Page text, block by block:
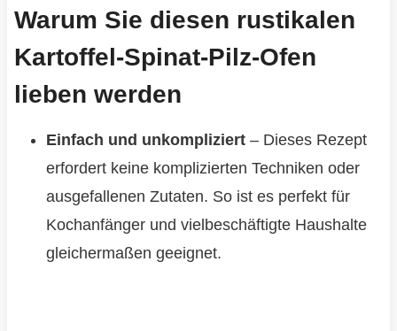
Warum Sie diesen rustikalen
Kartoffel-Spinat-Pilz-Ofen
lieben werden
Einfach und unkompliziert– Dieses Rezept
erfordert keine komplizierten Techniken oder
ausgefallenen Zutaten. So ist es perfekt für
Kochanfänger und vielbeschäftigte Haushalte
gleichermaßen geeignet.